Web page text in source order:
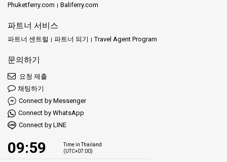
Phuketferry.com Baliferry.com
파트너 서비스
파트너 센트럴 파트너 되기 Travel Agent Program
문의하기
요청 제출
채팅하기
Connect by Messenger
Connect by WhatsApp
Connect by LINE
09:59
Time in Thailand
(UTC+07:00)